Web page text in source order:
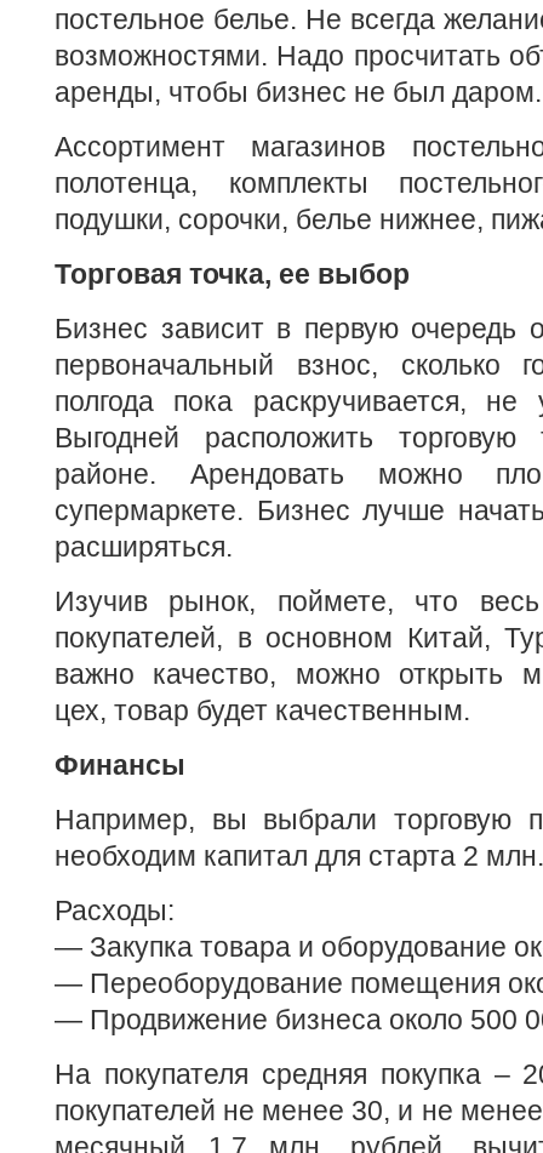
постельное белье. Не всегда
возможностями. Надо просчитать
аренды, чтобы бизнес не был даром.
Ассортимент магазинов
полотенца, комплекты
подушки, сорочки, белье нижнее,
Торговая точка, ее выбор
Бизнес зависит в первую очередь
первоначальный взнос, сколько
полгода пока раскручивается, не
Выгодней расположить
районе. Арендовать можно
супермаркете. Бизнес лучше
расширяться.
Изучив рынок, поймете, что
покупателей, в основном Китай,
важно качество, можно открыть
цех, товар будет качественным.
Финансы
Например, вы выбрали торговую
необходим капитал для старта 2
Расходы:
— Закупка товара и оборудование
— Переоборудование помещения
— Продвижение бизнеса около 500
На покупателя средняя покупка –
покупателей не менее 30, и не